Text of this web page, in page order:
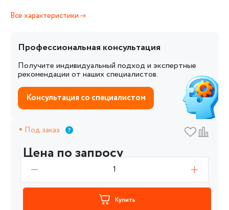
Все характеристики
Профессиональная консультация
Получите индивидуальный подход и экспертные
рекомендации от наших специалистов.
Консультация со специалистом
Под заказ
Цена по запросу
1
Купить